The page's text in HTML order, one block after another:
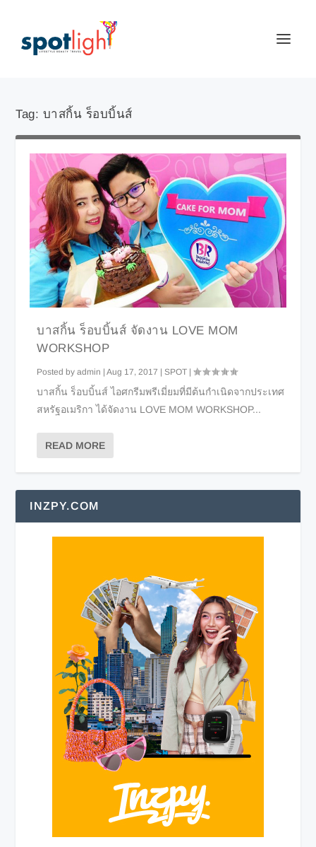
Tag: บาสกิ้น ร็อบบิ้นส์
บาสกิ้น ร็อบบิ้นส์ จัดงาน LOVE MOM
WORKSHOP
Posted byadmin |Aug 17, 2017 |SPOT |
บาสกิ้น ร็อบบิ้นส์ ไอศกรีมพรีเมี่ยมที่มีต้นกำเนิดจากประเทศ
สหรัฐอเมริกา ได้จัดงาน LOVE MOM WORKSHOP...
READ MORE
INZPY.COM